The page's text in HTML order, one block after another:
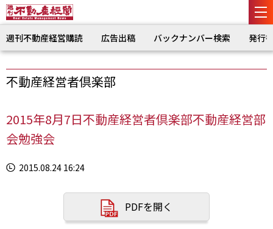
週刊不動産経営購読 広告出稿 バックナンバー検索 発行
不動産経営者倶楽部
2015年8月7日不動産経営者倶楽部不動産経営部
会勉強会
2015.08.24 16:24
PDFを開く